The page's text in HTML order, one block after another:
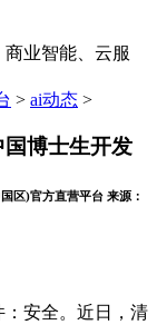
业智能、云服
> ai动态 >
博士生开发
区)官方直营平台 来源：
安全。近日，清